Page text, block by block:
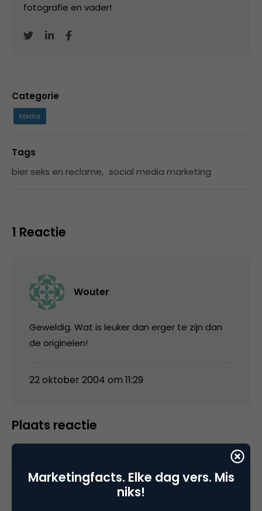
fotografie en vader!
Categorie
Media
Tags
bier seks en reclame, social media marketing
1 Reactie
Wouter
Geweldig. Wat is leuker dan erger te zijn dan
de originelen!
22 oktober 2004 om 11:29
Plaats reactie
plaatsen.
Marketingfacts. Elke dag vers. Mis
niks!